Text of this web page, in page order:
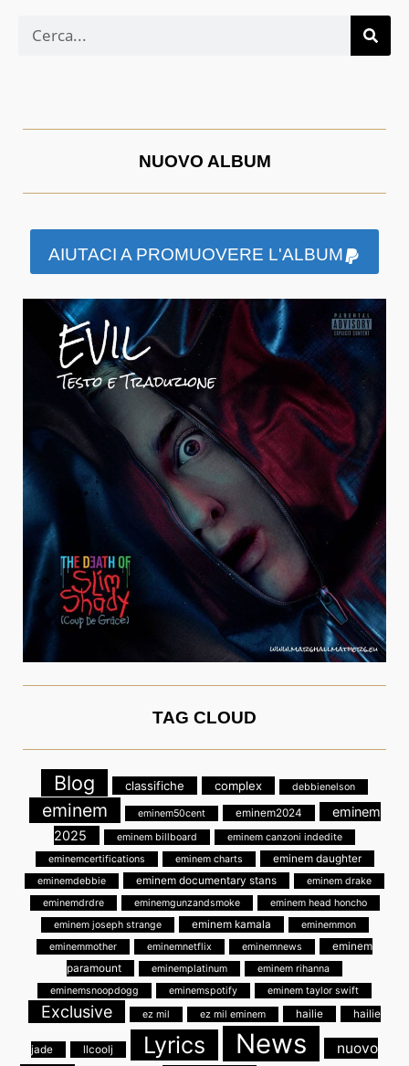
NUOVO ALBUM
AIUTACI A PROMUOVERE L'ALBUM
TAG CLOUD
Blog classifiche complex debbienelson
eminem eminem50cent eminem2024
eminem
2025
eminem billboard
eminem canzoni indedite
eminemcertifications
eminem charts eminem daughter
eminemdebbie eminem documentary stans
eminem drake
eminemdrdre
eminemgunzandsmoke
eminem head honcho
eminem joseph strange
eminem kamala
eminemmon
eminemmother
eminemnetflix eminemnews
eminem
paramount
eminemplatinum
eminem rihanna
eminemsnoopdogg
eminemspotify eminem taylor swift
Exclusive ez mil ez mil eminem hailie hailie
jade llcoolj Lyrics News
nuovo